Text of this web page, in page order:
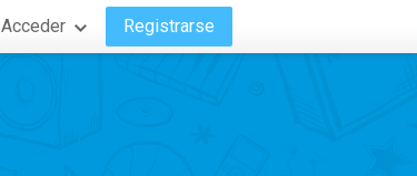
Acceder Registrarse